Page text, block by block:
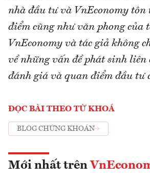
nhà đầu tư và VnEconomy tôn
điểm cũng như văn phong của
VnEconomy và tác giả không
về những vấn đề phát sinh liên
đánh giá và quan điểm đầu tư
ĐỌC BÀI THEO TỪ KHOÁ
BLOG CHỨNG KHOÁN
Mới nhất trên